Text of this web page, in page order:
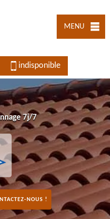
MENU
indisponible
7j/7
NOUS !